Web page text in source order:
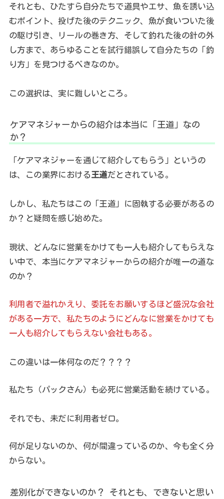
それとも、ひたすら自分たちで道具やエサ、魚を誘い込
むポイント、投げた後のテクニック、魚が食いついた後
の駆け引き、リールの巻き方、そして釣れた後の針の外
し方まで、あらゆることを試行錯誤して自分たちの「釣
り方」を見つけるべきなのか。
この選択は、実に難しいところ。
ケアマネジャーからの紹介は本当に「王道」なの
か？
「ケアマネジャーを通じて紹介してもらう」というの
は、この業界における王道だとされている。
しかし、私たちはこの「王道」に固執する必要があるの
か？と疑問を感じ始めた。
現状、どんなに営業をかけても一人も紹介してもらえな
い中で、本当にケアマネジャーからの紹介が唯一の道な
のか？
利用者で溢れかえり、委託をお願いするほど盛況な会社
がある一方で、私たちのようにどんなに営業をかけても
一人も紹介してもらえない会社もある。
この違いは一体何なのだ？？？？
私たち（パックさん）も必死に営業活動を続けている。
それでも、未だに利用者ゼロ。
何が足りないのか、何が間違っているのか、今も全く分
からない。
差別化ができないのか？ それとも、できないと思い